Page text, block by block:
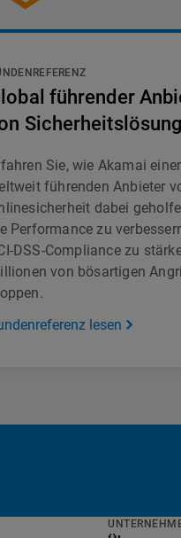
führender
Sie, wie Akamai
führenden Anbieter
dabei
Performance zu
DSS-Compliance zu
von bösartigen
lesen